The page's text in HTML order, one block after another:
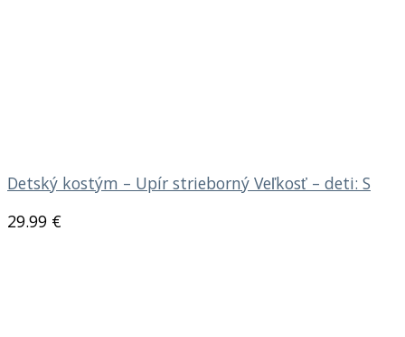
Detský kostým – Upír strieborný Veľkosť – deti: S
29.99 €